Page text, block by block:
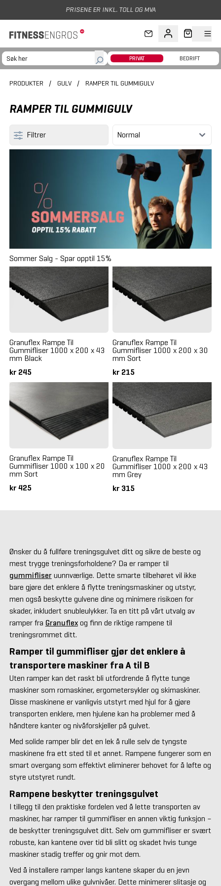
Hopp til hovedinnholdPRISENE ER INKL. TOLL OG MVA
PRIVAT BEDRIFT
PRODUKTER / GULV / RAMPER TIL GUMMIGULV
RAMPER TIL GUMMIGULV
Filtrer
Sommer Salg - Spar opptil 15%
Granuflex Rampe Til
Gummifliser 1000 x 200 x 43
mm Black
kr 245
Granuflex Rampe Til
Gummifliser 1000 x 200 x 30
mm Sort
kr 215
Granuflex Rampe Til
Gummifliser 1000 x 100 x 20
mm Sort
kr 425
Granuflex Rampe Til
Gummifliser 1000 x 200 x 43
mm Grey
kr 315
Ønsker du å fullføre treningsgulvet ditt og sikre de beste og
mest trygge treningsforholdene? Da er ramper til
gummifliseruunnværlige. Dette smarte tilbehøret vil ikke
bare gjøre det enklere å flytte treningsmaskiner og utstyr,
men også beskytte gulvene dine og minimere risikoen for
skader, inkludert snubleulykker. Ta en titt på vårt utvalg av
ramper fra Granuflexog finn de riktige rampene til
treningsrommet ditt.
Ramper til gummifliser gjør det enklere å
transportere maskiner fra A til B
Uten ramper kan det raskt bli utfordrende å flytte tunge
maskiner som romaskiner, ergometersykler og skimaskiner.
Disse maskinene er vanligvis utstyrt med hjul for å gjøre
transporten enklere, men hjulene kan ha problemer med å
håndtere kanter og nivåforskjeller på gulvet.
Med solide ramper blir det en lek å rulle selv de tyngste
maskinene fra ett sted til et annet. Rampene fungerer som en
smart overgang som effektivt eliminerer behovet for å løfte og
styre utstyret rundt.
Rampene beskytter treningsgulvet
I tillegg til den praktiske fordelen ved å lette transporten av
maskiner, har ramper til gummifliser en annen viktig funksjon –
de beskytter treningsgulvet ditt. Selv om gummifliser er svært
robuste, kan kantene over tid bli slitt og skadet hvis tunge
maskiner stadig treffer og gnir mot dem.
Ved å installere ramper langs kantene skaper du en jevn
overgang mellom ulike gulvnivåer. Dette minimerer slitasje og